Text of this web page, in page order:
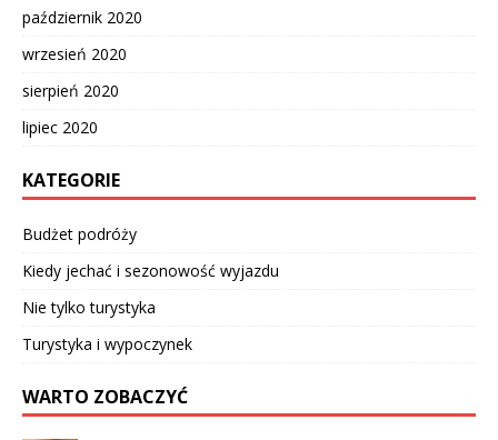
październik 2020
wrzesień 2020
sierpień 2020
lipiec 2020
KATEGORIE
Budżet podróży
Kiedy jechać i sezonowość wyjazdu
Nie tylko turystyka
Turystyka i wypoczynek
WARTO ZOBACZYĆ